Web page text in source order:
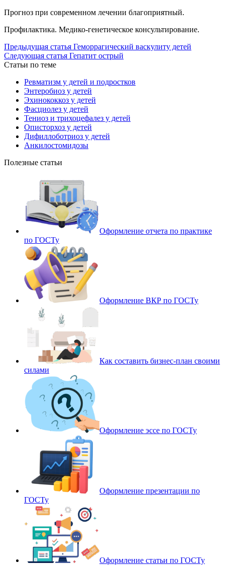
Прогноз при современном лечении благоприятный.
Профилактика. Медико-генетическое консультирование.
Предыдущая статья Геморрагический васкулиту детей
Следующая статья Гепатит острый
Статьи по теме
Ревматизм у детей и подростков
Энтеробиоз у детей
Эхинококкоз у детей
Фасциолез у детей
Тениоз и трихоцефалез у детей
Описторхоз у детей
Дифиллоботриоз у детей
Анкилостомидозы
Полезные статьи
Оформление отчета по практике
по ГОСТу
Оформление ВКР по ГОСТу
Как составить бизнес-план своими
силами
Оформление эссе по ГОСТу
Оформление презентации по
ГОСТу
Оформление статьи по ГОСТу